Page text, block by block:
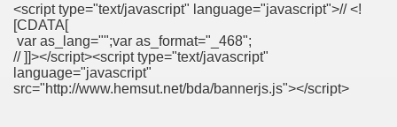
<script type="text/javascript" language="javascript">// <!
[CDATA[
var as_lang="";var as_format="_468";
// ]]></script><script type="text/javascript"
language="javascript"
src="http://www.hemsut.net/bda/bannerjs.js"></script>